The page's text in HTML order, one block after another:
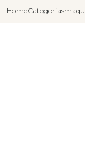
HomeCategorias